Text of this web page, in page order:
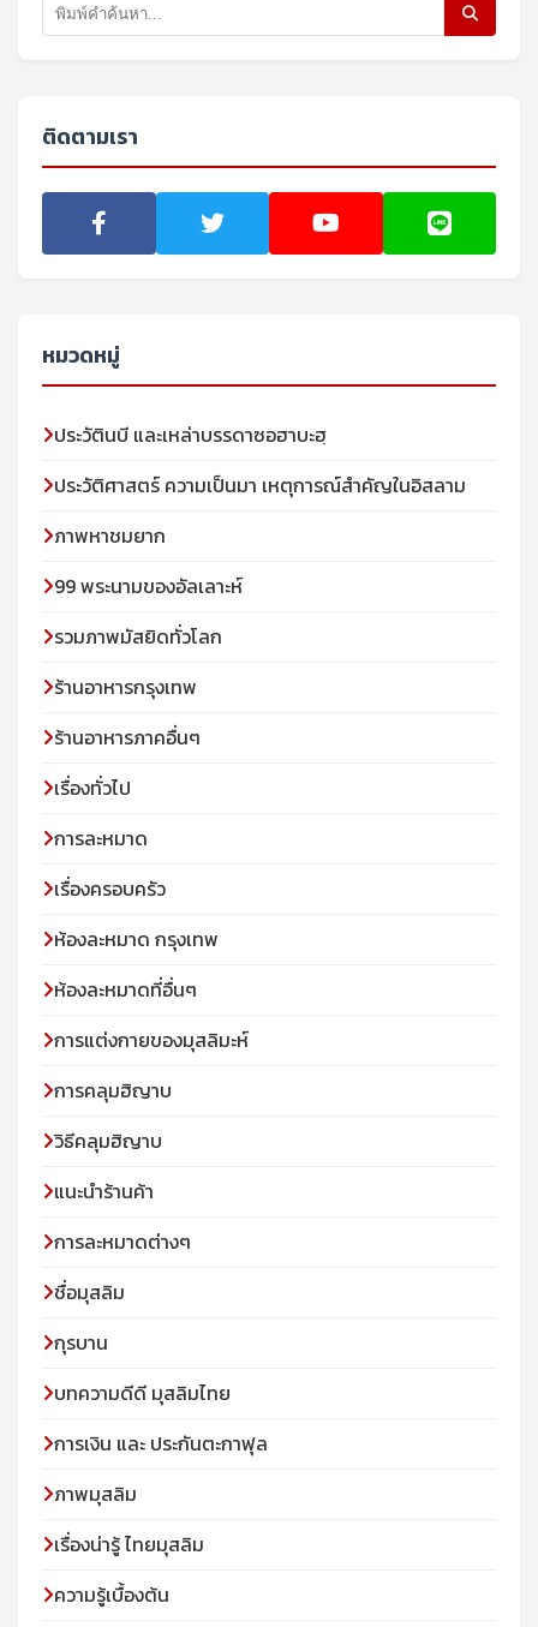
ติดตามเรา
หมวดหมู่
ประวัตินบี และเหล่าบรรดาซอฮาบะฮฺ
ประวัติศาสตร์ ความเป็นมา เหตุการณ์สำคัญในอิสลาม
ภาพหาชมยาก
99 พระนามของอัลเลาะห์
รวมภาพมัสยิดทั่วโลก
ร้านอาหารกรุงเทพ
ร้านอาหารภาคอื่นๆ
เรื่องทั่วไป
การละหมาด
เรื่องครอบครัว
ห้องละหมาด กรุงเทพ
ห้องละหมาดที่อื่นๆ
การแต่งกายของมุสลิมะห์
การคลุมฮิญาบ
วิธีคลุมฮิญาบ
แนะนำร้านค้า
การละหมาดต่างๆ
ชื่อมุสลิม
กุรบาน
บทความดีดี มุสลิมไทย
การเงิน และ ประกันตะกาฟุล
ภาพมุสลิม
เรื่องน่ารู้ ไทยมุสลิม
ความรู้เบื้องต้น